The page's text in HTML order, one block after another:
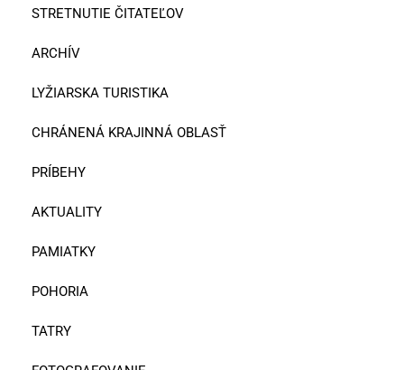
STRETNUTIE ČITATEĽOV
ARCHÍV
LYŽIARSKA TURISTIKA
CHRÁNENÁ KRAJINNÁ OBLASŤ
PRÍBEHY
AKTUALITY
PAMIATKY
POHORIA
TATRY